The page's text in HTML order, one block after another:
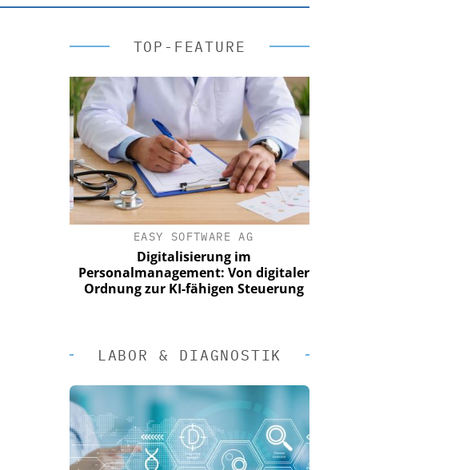
TOP-FEATURE
EASY SOFTWARE AG
Digitalisierung im
Personalmanagement: Von digitaler
Ordnung zur KI-fähigen Steuerung
LABOR & DIAGNOSTIK